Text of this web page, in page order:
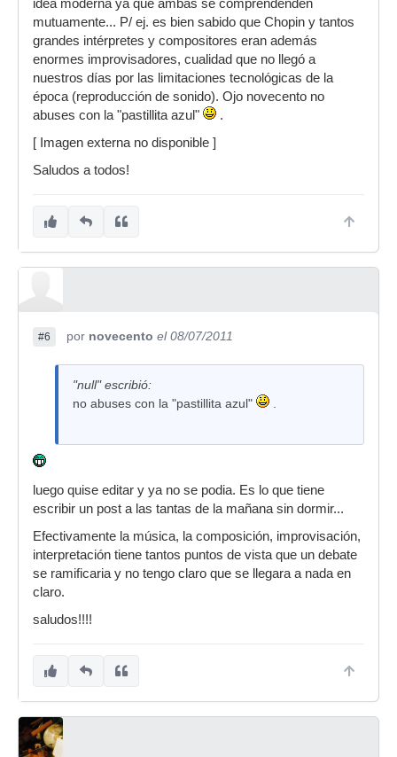
idea moderna ya que ambas se comprendenden
mutuamente... P/ ej. es bien sabido que Chopin y tantos
grandes intérpretes y compositores eran además
enormes improvisadores, cualidad que no llegó a
nuestros días por las limitaciones tecnológicas de la
época (reproducción de sonido). Ojo novecento no
abuses con la "pastillita azul"
.
[ Imagen externa no disponible ]
Saludos a todos!
#6 por novecento el 08/07/2011
"null" escribió:
no abuses con la "pastillita azul"
luego quise editar y ya no se podia. Es lo que tiene
escribir un post a las tantas de la mañana sin dormir...
Efectivamente la música, la composición, improvisación,
interpretación tiene tantos puntos de vista que un debate
se ramificaria y no tengo claro que se llegara a nada en
claro.
saludos!!!!